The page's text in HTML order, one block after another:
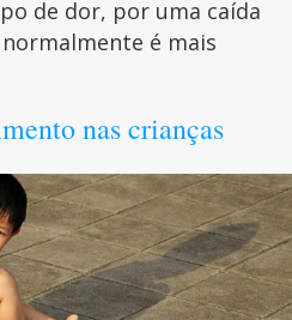
de dor, por uma caída
é mais
nas crianças